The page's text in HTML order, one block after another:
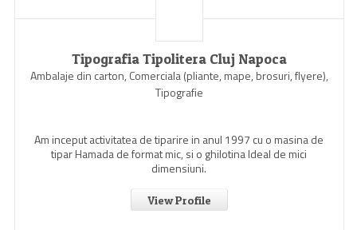
Tipografia Tipolitera Cluj Napoca
Ambalaje din carton, Comerciala (pliante, mape, brosuri, flyere),
Tipografie
Am inceput activitatea de tiparire in anul 1997 cu o masina de
tipar Hamada de format mic, si o ghilotina Ideal de mici
dimensiuni.
View Profile